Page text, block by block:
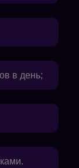
в день;